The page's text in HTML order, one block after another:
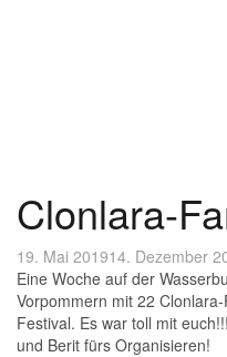
Clonlara-
19. Mai 201914. Dezember
Eine Woche auf der
Vorpommern mit 22
Festival. Es war toll mit
und Berit fürs Organisieren!